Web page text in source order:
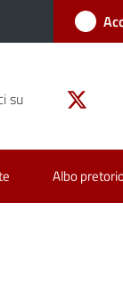
su
Albo